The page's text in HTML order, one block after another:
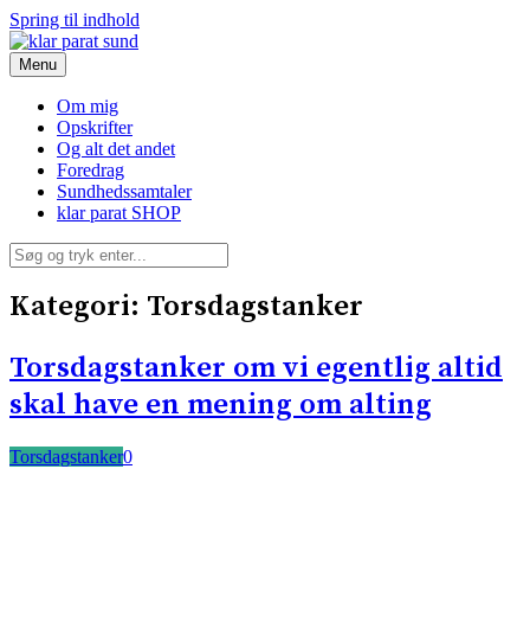
Spring til indhold
klar parat sund
Menu
Om mig
Opskrifter
Og alt det andet
Foredrag
Sundhedssamtaler
klar parat SHOP
Kategori: Torsdagstanker
Torsdagstanker om vi egentlig altid
skal have en mening om alting
Torsdagstanker0